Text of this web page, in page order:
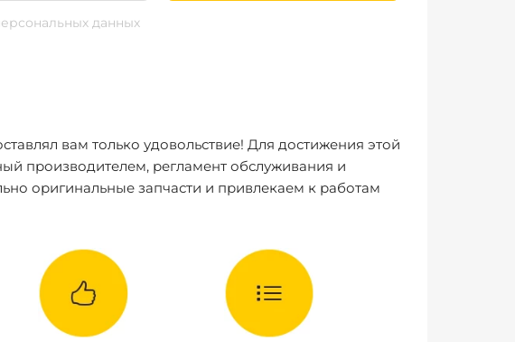
данных
вам только удовольствие! Для достижения этой
производителем, регламент обслуживания и
оригинальные запчасти и привлекаем к работам